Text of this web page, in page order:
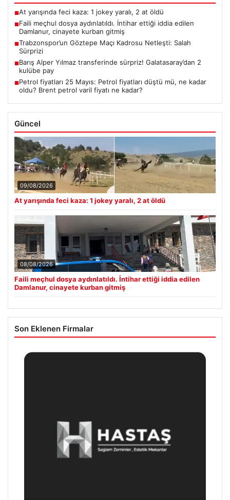
■At yarışında feci kaza: 1 jokey yaralı, 2 at öldü
■Faili meçhul dosya aydınlatıldı. İntihar ettiği iddia edilen
Damlanur, cinayete kurban gitmiş
■Trabzonspor’un Göztepe Maçı Kadrosu Netleşti: Salah
Sürprizi
■Barış Alper Yılmaz transferinde sürpriz! Galatasaray’dan 2
kulübe pay
■Petrol fiyatları 25 Mayıs: Petrol fiyatları düştü mü, ne kadar
oldu? Brent petrol varil fiyatı ne kadar?
Güncel
09/08/2026
At yarışında feci kaza: 1 jokey yaralı, 2 at öldü
08/08/2026
Faili meçhul dosya aydınlatıldı. İntihar ettiği iddia edilen
Damlanur, cinayete kurban gitmiş
Son Eklenen Firmalar